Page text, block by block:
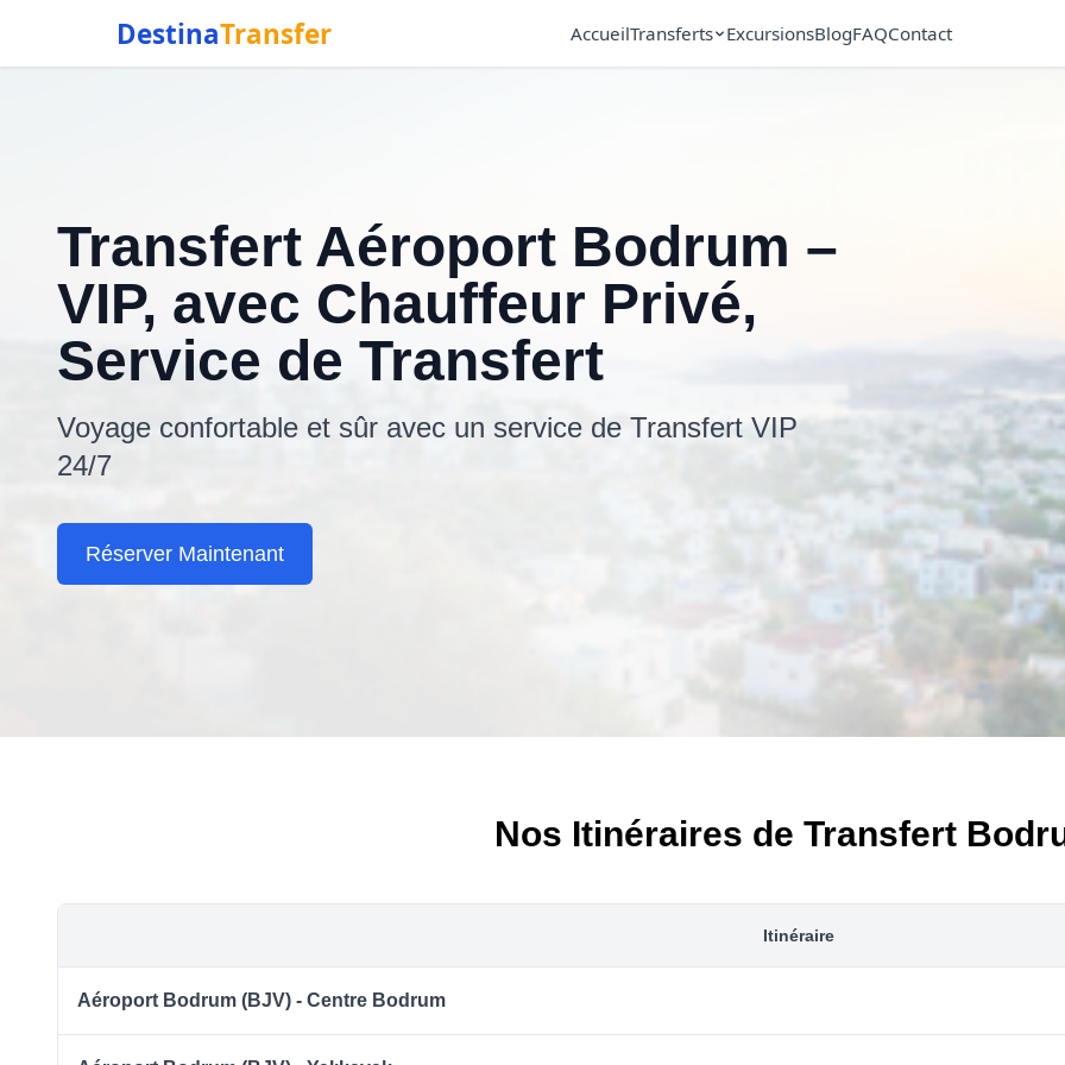
DestinaTransfer AccueilTransferts ExcursionsBlogFAQContact
Transfert Aéroport Bodrum –
VIP, avec Chauffeur Privé,
Service de Transfert
Voyage confortable et sûr avec un service de Transfert VIP
24/7
Réserver Maintenant
Nos Itinéraires de Transfert
Itinéraire
Aéroport Bodrum (BJV) - Centre Bodrum